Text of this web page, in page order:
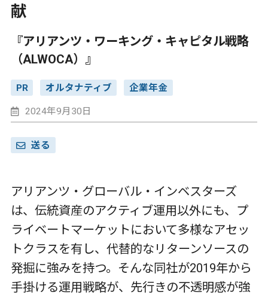
献
『アリアンツ・ワーキング・キャピタル戦略
（ALWOCA）』
PR オルタナティブ 企業年金
2024年9月30日
送る
アリアンツ・グローバル・インベスターズ
は、伝統資産のアクティブ運用以外にも、プ
ライベートマーケットにおいて多様なアセッ
トクラスを有し、代替的なリターンソースの
発掘に強みを持つ。そんな同社が2019年から
手掛ける運用戦略が、先行きの不透明感が強